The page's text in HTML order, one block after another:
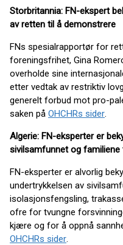
Storbritannia: FN-ekspert
av retten til å demonstrere
FNs spesialrapportør for
foreningsfrihet, Gina
overholde sine
etter vedtak av restriktiv
generelt forbud mot pro-
saken på OHCHRs sider.
Algerie: FN-eksperter er
sivilsamfunnet og familiene
FN-eksperter er alvorlig
undertrykkelsen av
isolasjonsfengsling,
ofre for tvungne
kjære og for å oppnå
OHCHRs sider.